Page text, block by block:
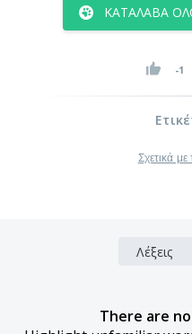
ΚΑΤΆΛΑΒΑ
-1
Σχετικά με
Λέξεις
There are